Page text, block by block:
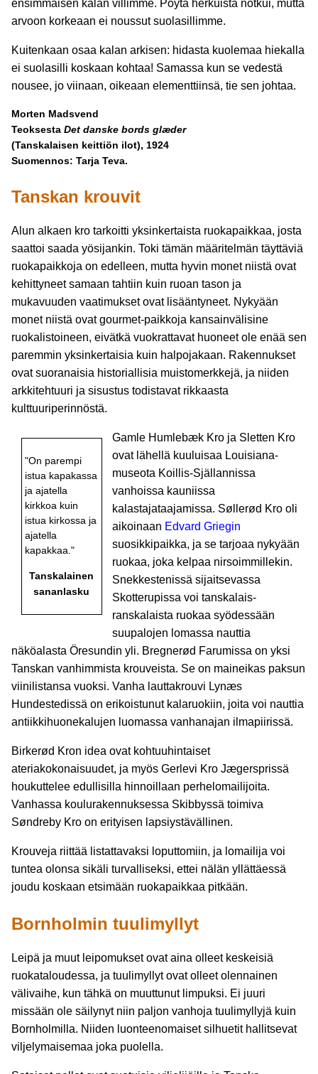
ensimmäisen kalan villimme. Pöytä herkuista notkui, mutta
arvoon korkeaan ei noussut suolasillimme.
Kuitenkaan osaa kalan arkisen: hidasta kuolemaa hiekalla
ei suolasilli koskaan kohtaa! Samassa kun se vedestä
nousee, jo viinaan, oikeaan elementtiinsä, tie sen johtaa.
Morten Madsvend
Teoksesta Det danske bords glæder
(Tanskalaisen keittiön ilot), 1924
Suomennos: Tarja Teva.
Tanskan krouvit
Alun alkaen kro tarkoitti yksinkertaista ruokapaikkaa, josta
saattoi saada yösijankin. Toki tämän määritelmän täyttäviä
ruokapaikkoja on edelleen, mutta hyvin monet niistä ovat
kehittyneet samaan tahtiin kuin ruoan tason ja
mukavuuden vaatimukset ovat lisääntyneet. Nykyään
monet niistä ovat gourmet-paikkoja kansainvälisine
ruokalistoineen, eivätkä vuokrattavat huoneet ole enää sen
paremmin yksinkertaisia kuin halpojakaan. Rakennukset
ovat suoranaisia historiallisia muistomerkkejä, ja niiden
arkkitehtuuri ja sisustus todistavat rikkaasta
kulttuuriperinnöstä.
"On parempi
istua kapakassa
ja ajatella
kirkkoa kuin
istua kirkossa ja
ajatella
kapakkaa."
Tanskalainen
sananlasku
Gamle Humlebæk Kro ja Sletten Kro
ovat lähellä kuuluisaa Louisiana-
museota Koillis-Själlannissa
vanhoissa kauniissa
kalastajataajamissa. Søllerød Kro oli
aikoinaan Edvard Griegin
suosikkipaikka, ja se tarjoaa nykyään
ruokaa, joka kelpaa nirsoimmillekin.
Snekkestenissä sijaitsevassa
Skotterupissa voi tanskalais-
ranskalaista ruokaa syödessään
suupalojen lomassa nauttia
näköalasta Öresundin yli. Bregnerød Farumissa on yksi
Tanskan vanhimmista krouveista. Se on maineikas paksun
viinilistansa vuoksi. Vanha lauttakrouvi Lynæs
Hundestedissä on erikoistunut kalaruokiin, joita voi nauttia
antiikkihuonekalujen luomassa vanhanajan ilmapiirissä.
Birkerød Kron idea ovat kohtuuhintaiset
ateriakokonaisuudet, ja myös Gerlevi Kro Jægersprissä
houkuttelee edullisilla hinnoillaan perhelomailijoita.
Vanhassa koulurakennuksessa Skibbyssä toimiva
Søndreby Kro on erityisen lapsiystävällinen.
Krouveja riittää listattavaksi loputtomiin, ja lomailija voi
tuntea olonsa sikäli turvalliseksi, ettei nälän yllättäessä
joudu koskaan etsimään ruokapaikkaa pitkään.
Bornholmin tuulimyllyt
Leipä ja muut leipomukset ovat aina olleet keskeisiä
ruokataloudessa, ja tuulimyllyt ovat olleet olennainen
välivaihe, kun tähkä on muuttunut limpuksi. Ei juuri
missään ole säilynyt niin paljon vanhoja tuulimyllyjä kuin
Bornholmilla. Niiden luonteenomaiset silhuetit hallitsevat
viljelymaisemaa joka puolella.